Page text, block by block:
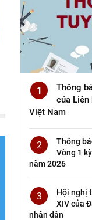
1
Thông
của
Việt Nam
2
Thông
Vòng 1
năm 2026
3
Hội nghị
XIV của
nhân dân